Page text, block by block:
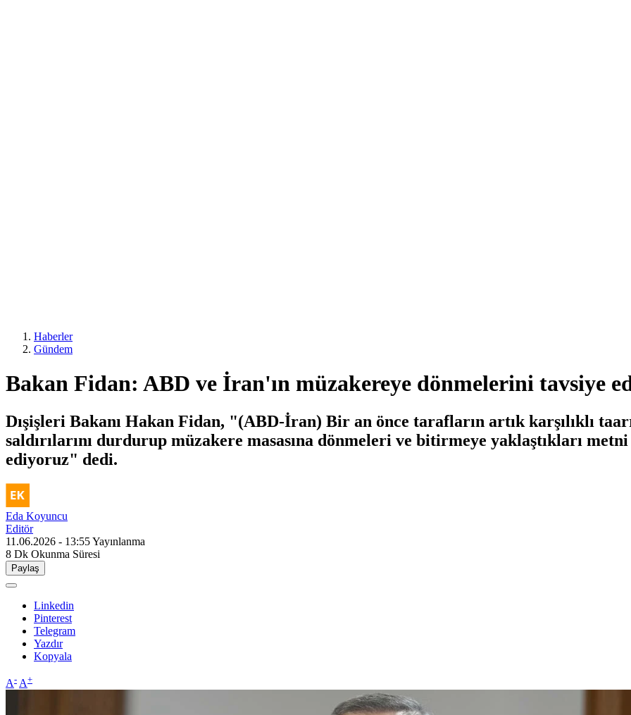
Haberler
Gündem
Bakan Fidan: ABD ve İran'ın müzakereye dönmelerini tavsiye
Dışişleri Bakanı Hakan Fidan, "(ABD-İran) Bir an önce tarafların artık karşılıklı
saldırılarını durdurup müzakere masasına dönmeleri ve bitirmeye yaklaştıkları
ediyoruz" dedi.
Eda Koyuncu
Editör
11.06.2026 - 13:55Yayınlanma
8 Dk Okunma Süresi
Paylaş
Linkedin
Pinterest
Telegram
Yazdır
Kopyala
A- A+